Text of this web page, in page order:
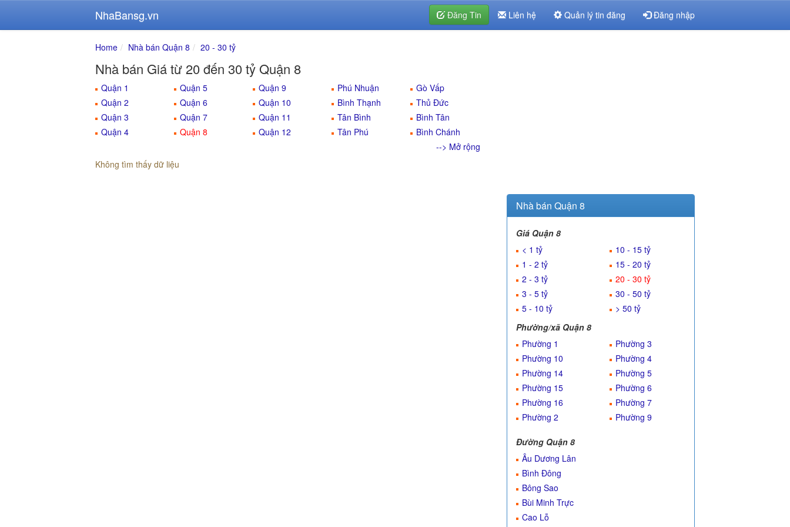
NhaBansg.vn Đăng Tin Liên hệ Quản lý tin đăng Đăng nhập
Home Nhà bán Quận 8 20 - 30 tỷ
Nhà bán Giá từ 20 đến 30 tỷ Quận 8
Quận 1
Quận 2
Quận 3
Quận 4
Quận 5
Quận 6
Quận 7
Quận 8
Quận 9
Quận 10
Quận 11
Quận 12
Phú Nhuận
Bình Thạnh
Tân Bình
Tân Phú
Gò Vấp
Thủ Đức
Bình Tân
Bình Chánh
--> Mở rộng
Không tìm thấy dữ liệu
Nhà bán Quận 8
Giá Quận 8
< 1 tỷ
1 - 2 tỷ
2 - 3 tỷ
3 - 5 tỷ
5 - 10 tỷ
10 - 15 tỷ
15 - 20 tỷ
20 - 30 tỷ
30 - 50 tỷ
> 50 tỷ
Phường/xã Quận 8
Phường 1
Phường 10
Phường 14
Phường 15
Phường 16
Phường 2
Phường 3
Phường 4
Phường 5
Phường 6
Phường 7
Phường 9
Đường Quận 8
Âu Dương Lân
Bình Đông
Bông Sao
Bùi Minh Trực
Cao Lỗ